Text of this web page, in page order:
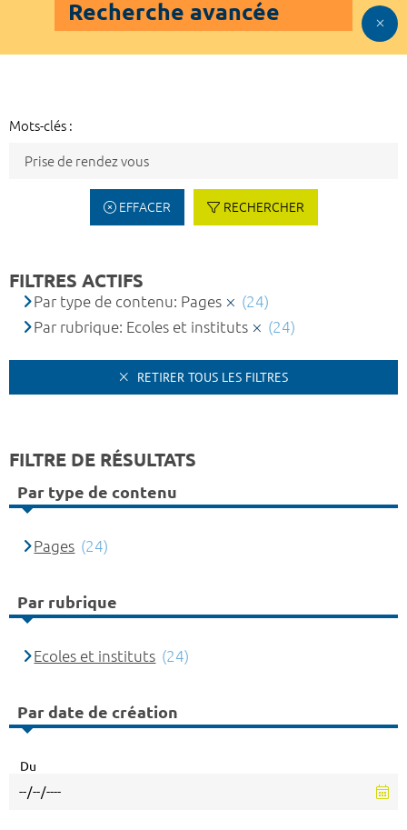
Recherche avancée
Mots-clés :
EFFACER RECHERCHER
FILTRES ACTIFS
Par type de contenu: Pages
(24)
Par rubrique: Ecoles et instituts
(24)
RETIRER TOUS LES FILTRES
FILTRE DE RÉSULTATS
Par type de contenu
Pages (24)
Par rubrique
Ecoles et instituts (24)
Par date de création
Du